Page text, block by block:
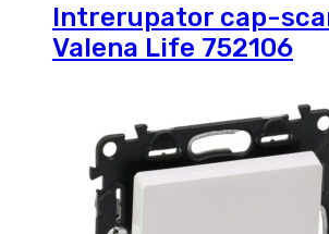
Intrerupator cap-
Valena Life 752106